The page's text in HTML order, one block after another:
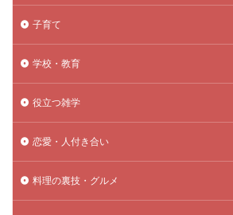
子育て
学校・教育
役立つ雑学
恋愛・人付き合い
料理の裏技・グルメ